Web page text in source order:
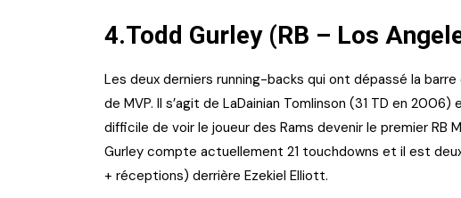
4.Todd Gurley (RB – Los
Les deux derniers running-backs qui ont dépassé la
de MVP. Il s’agit de LaDainian Tomlinson (31 TD en
difficile de voir le joueur des Rams devenir le premier RB
Gurley compte actuellement 21 touchdowns et il est
+ réceptions) derrière Ezekiel Elliott.